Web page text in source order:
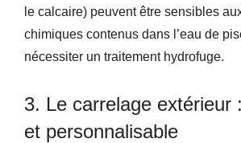
le calcaire) peuvent être sensibles
chimiques contenus dans l’eau de
nécessiter un traitement hydrofuge.
3. Le carrelage extérieur
et personnalisable